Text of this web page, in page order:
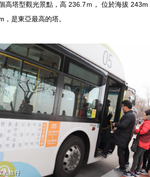
高塔型觀光景點，高 236.7ｍ， 位於海拔 243m
，是東亞最高的塔。